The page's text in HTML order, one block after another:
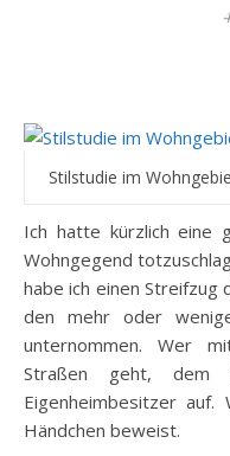
Stilstudie im
Ich hatte kürzlich eine ganze Stunde ohne Auto in einer
Wohngegend
habe ich einen Streifzug
den mehr oder
unternommen. Wer
Straßen geht, dem
Eigenheimbesitzer auf.
Händchen beweist.